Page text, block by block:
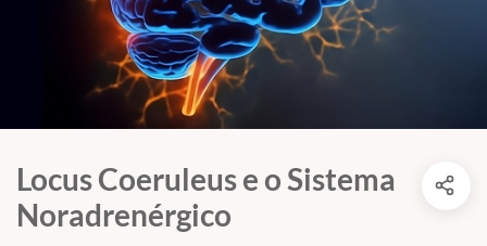
Locus Coeruleus e o Sistema
Noradrenérgico